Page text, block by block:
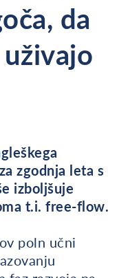
da
zgodnja leta s
izboljšuje
t.i. free-flow.
poln učni